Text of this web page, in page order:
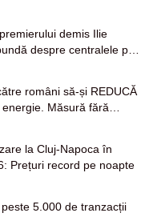
demis Ilie
despre centralele pe
români să-și REDUCĂ
Măsură fără
la Cluj-Napoca în
Prețuri record pe noapte
5.000 de tranzacții